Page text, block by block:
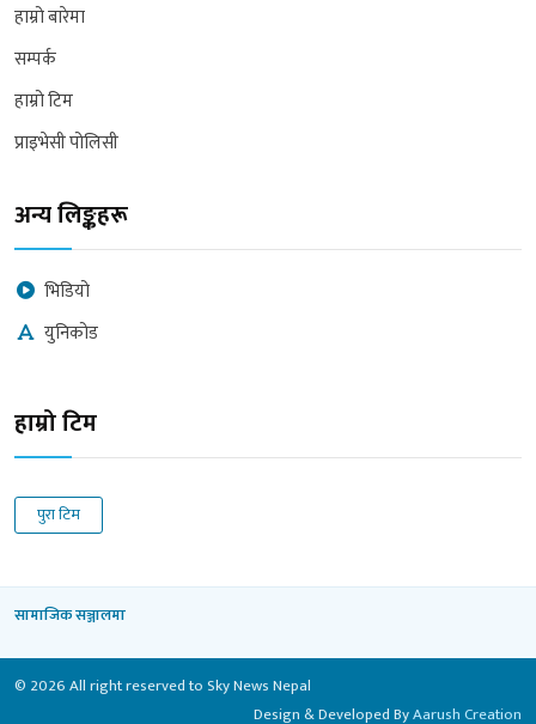
हाम्रो बारेमा
सम्पर्क
हाम्रो टिम
प्राइभेसी पोलिसी
अन्य लिङ्कहरू
भिडियो
युनिकोड
हाम्रो टिम
पुरा टिम
सामाजिक सञ्जालमा
© 2026 All right reserved to Sky News Nepal
Design & Developed ByAarush Creation